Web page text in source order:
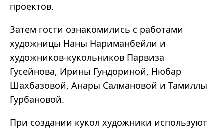
проектов.
Затем гости ознакомились с работами
художницы Наны Нариманбейли и
художников-кукольников Парвиза
Гусейнова, Ирины Гундориной, Нюбар
Шахбазовой, Анары Салмановой и Тамиллы
Гурбановой.
При создании кукол художники используют